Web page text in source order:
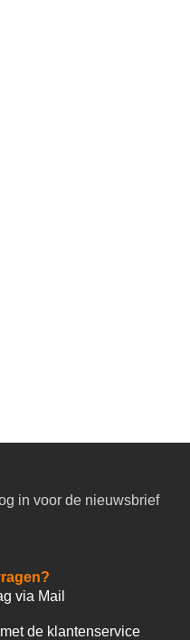
in voor de nieuwsbrief
via Mail
de klantenservice